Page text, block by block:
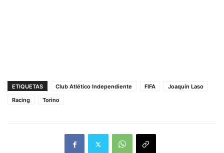
ETIQUETAS Club Atlético Independiente FIFA
Joaquín Laso
Racing
Torino